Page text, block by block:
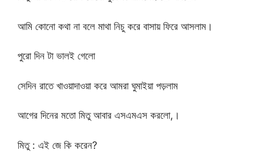
আমি কোনো কথা না বলে মাথা নিচু করে বাসায় ফিরে আসলাম।
পুরো দিন টা ভালই গেলো
সেদিন রাতে খাওয়াদাওয়া করে আমরা ঘুমাইয়া পড়লাম
আগের দিনের মতো মিতু আবার এসএমএস করলো,।
মিতু : এই জে কি করেন?